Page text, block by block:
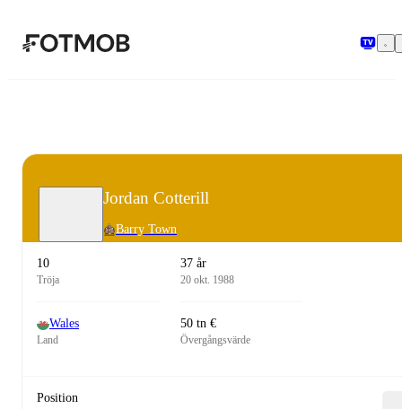
Jordan Cotterill
Barry Town
10
Tröja
37 år
20 okt. 1988
Wales
Land
50 tn €
Övergångsvärde
Position